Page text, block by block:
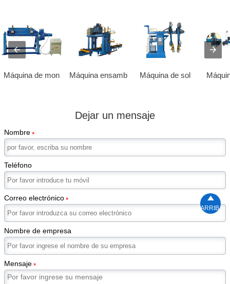
Máquina de mon Máquina ensamb Máquina de sol
Dejar un mensaje
Nombre*
Teléfono
Correo electrónico*
Nombre de empresa
Mensaje*

ARRIBA